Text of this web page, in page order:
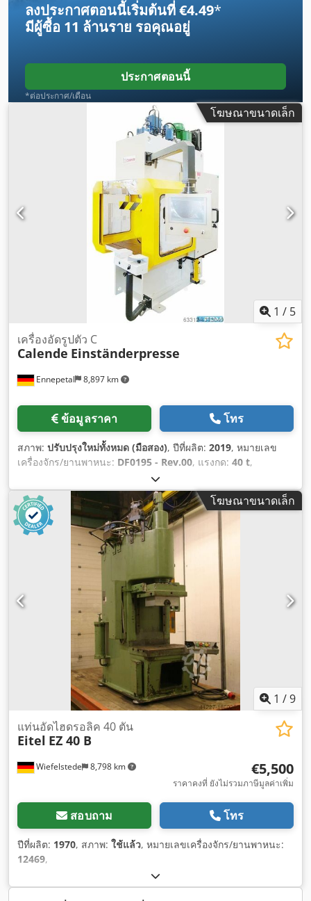
ลงประกาศตอนนี้เริ่มต้นที่ €4.49*
มีผู้ซื้อ 11 ล้านราย รอคุณอยู่
ประกาศตอนนี้
*ต่อประกาศ/เดือน
โฆษณาขนาดเล็ก
1 / 5
Ennepetal 8,897 km
เครื่องอัดรูปตัว C
Calende Einständerpresse
ข้อมูลราคา โทร
สภาพ: ปรับปรุงใหม่ทั้งหมด (มือสอง), ปีที่ผลิต: 2019, หมายเลข
เครื่องจักร/ยานพาหนะ: DF0195 - Rev.00, แรงกด: 40 t,
โฆษณาขนาดเล็ก
1 /9
Wiefelstede 8,798 km
แท่นอัดไฮดรอลิค 40 ตัน
Eitel EZ 40 B
€5,500
ราคาคงที่ ยังไม่รวมภาษีมูลค่าเพิ่ม
สอบถาม โทร
ปีที่ผลิต: 1970, สภาพ: ใช้แล้ว, หมายเลขเครื่องจักร/ยานพาหนะ:
12469,